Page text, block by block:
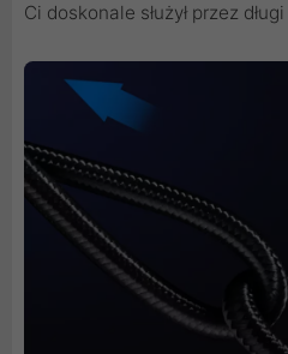
Ci doskonale służył przez